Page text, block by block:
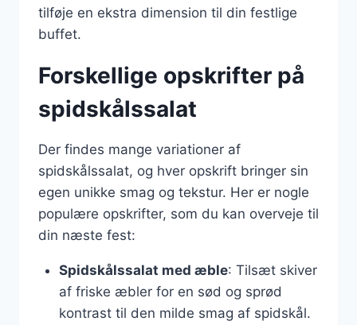
tilføje en ekstra dimension til din festlige
buffet.
Forskellige opskrifter på
spidskålssalat
Der findes mange variationer af
spidskålssalat, og hver opskrift bringer sin
egen unikke smag og tekstur. Her er nogle
populære opskrifter, som du kan overveje til
din næste fest:
Spidskålssalat med æble: Tilsæt skiver
af friske æbler for en sød og sprød
kontrast til den milde smag af spidskål.